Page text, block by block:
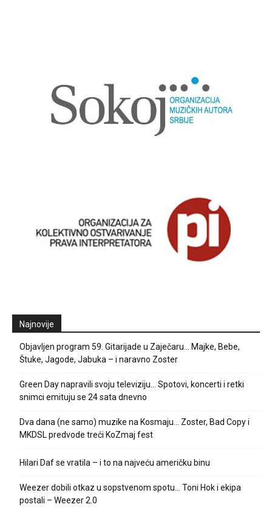
Najnovije
Objavljen program 59. Gitarijade u Zaječaru… Majke, Bebe,
Štuke, Jagode, Jabuka – i naravno Zoster
Green Day napravili svoju televiziju… Spotovi, koncerti i retki
snimci emituju se 24 sata dnevno
Dva dana (ne samo) muzike na Kosmaju… Zoster, Bad Copy i
MKDSL predvode treći KoZmaj fest
Hilari Daf se vratila – i to na najveću američku binu
Weezer dobili otkaz u sopstvenom spotu… Toni Hok i ekipa
postali – Weezer 2.0